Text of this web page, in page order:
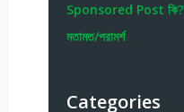
Sponsored Post কি?
মতামত/পরামর্শ
Categories